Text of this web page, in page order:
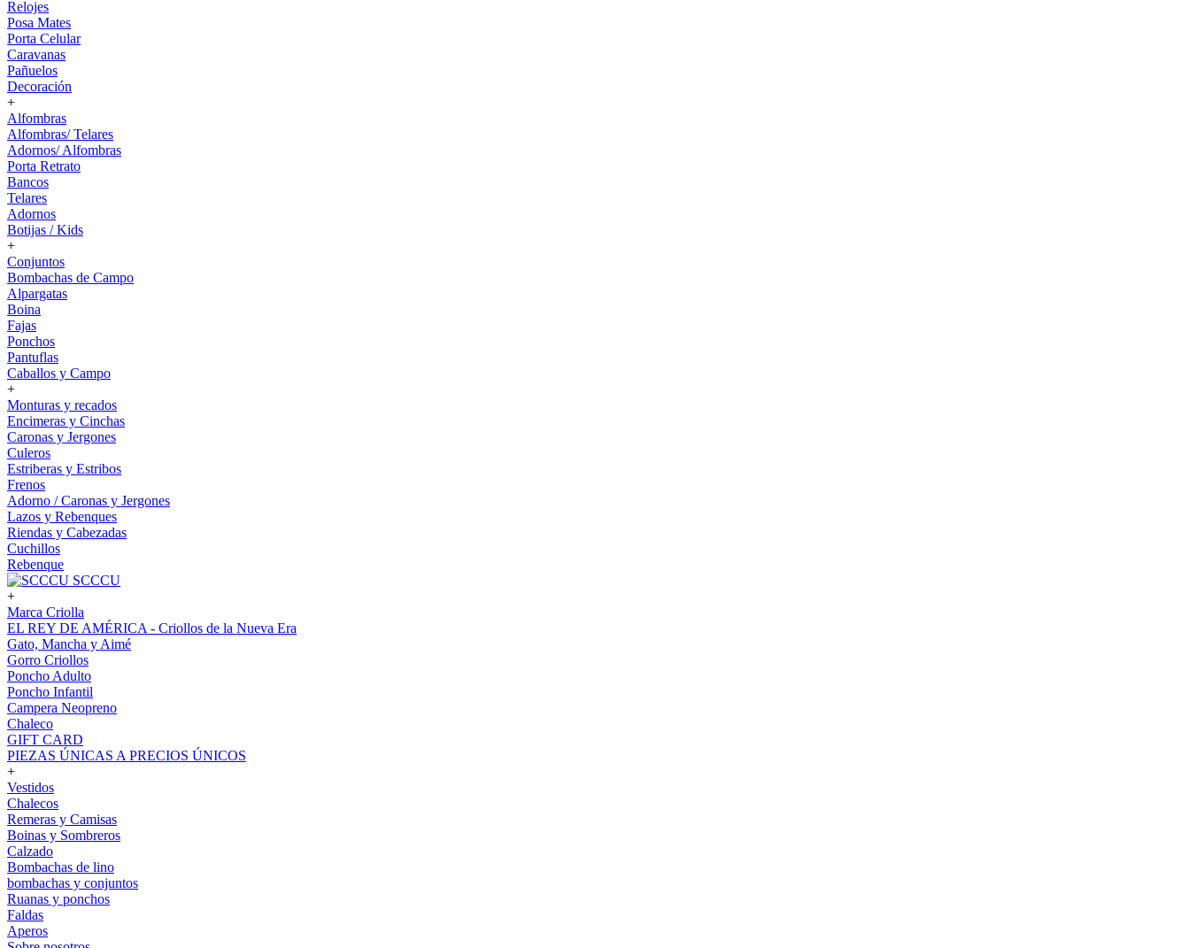
Relojes
Posa Mates
Porta Celular
Caravanas
Pañuelos
Decoración
+
Alfombras
Alfombras/ Telares
Adornos/ Alfombras
Porta Retrato
Bancos
Telares
Adornos
Botijas / Kids
+
Conjuntos
Bombachas de Campo
Alpargatas
Boina
Fajas
Ponchos
Pantuflas
Caballos y Campo
+
Monturas y recados
Encimeras y Cinchas
Caronas y Jergones
Culeros
Estriberas y Estribos
Frenos
Adorno / Caronas y Jergones
Lazos y Rebenques
Riendas y Cabezadas
Cuchillos
Rebenque
SCCCU
+
Marca Criolla
EL REY DE AMÉRICA - Criollos de la Nueva Era
Gato, Mancha y Aimé
Gorro Criollos
Poncho Adulto
Poncho Infantil
Campera Neopreno
Chaleco
GIFT CARD
PIEZAS ÚNICAS A PRECIOS ÚNICOS
+
Vestidos
Chalecos
Remeras y Camisas
Boinas y Sombreros
Calzado
Bombachas de lino
bombachas y conjuntos
Ruanas y ponchos
Faldas
Aperos